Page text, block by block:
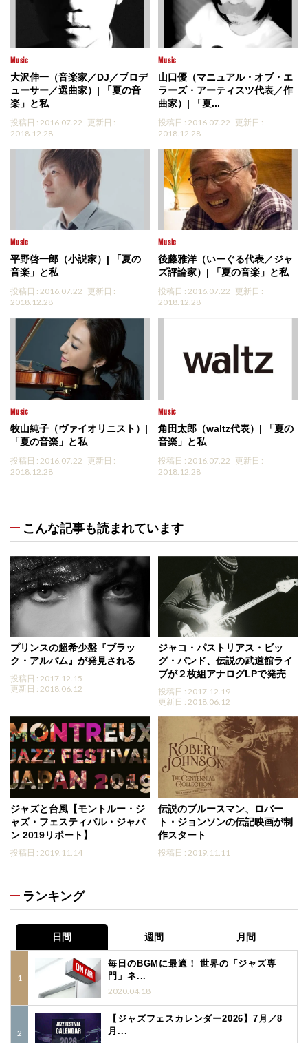
Music
大沢伸一（音楽家／DJ／プロデ
ューサー／選曲家）| 「夏の音
楽」と私
投稿日 : 2016.07.22 更新日 :
2018.12.28
Music
山口優（マニュアル・オブ・エ
ラーズ・アーティスツ代表／作
曲家）| 「夏...
投稿日 : 2016.07.22 更新日 :
2018.12.28
Music
平野啓一郎（小説家）| 「夏の
音楽」と私
投稿日 : 2016.07.22 更新日 :
2018.12.28
Music
後藤雅洋（いーぐる代表／ジャ
ズ評論家）| 「夏の音楽」と私
投稿日 : 2016.07.22 更新日 :
2018.12.28
Music
牧山純子（ヴァイオリニスト）|
「夏の音楽」と私
投稿日 : 2016.07.22 更新日 :
2018.12.28
Music
角田太郎（waltz代表）| 「夏の
音楽」と私
投稿日 : 2016.07.22 更新日 :
2018.12.28
こんな記事も読まれています
プリンスの超希少盤『ブラッ
ク・アルバム』が発見される
投稿日 : 2017.12.15
更新日 : 2018.06.12
ジャコ・パストリアス・ビッ
グ・バンド、伝説の武道館ライ
ブが２枚組アナログLPで発売
投稿日 : 2017.12.19
更新日 : 2018.06.12
ジャズと台風【モントルー・ジ
ャズ・フェスティバル・ジャパ
ン 2019リポート】
投稿日 : 2019.11.14
伝説のブルースマン、ロバー
ト・ジョンソンの伝記映画が制
作スタート
投稿日 : 2019.11.11
ランキング
日間 週間 月間
毎日のBGMに最適！ 世界の「ジャズ専
門」ネ...
2020.04.18
【ジャズフェスカレンダー2026】7月／8
月...